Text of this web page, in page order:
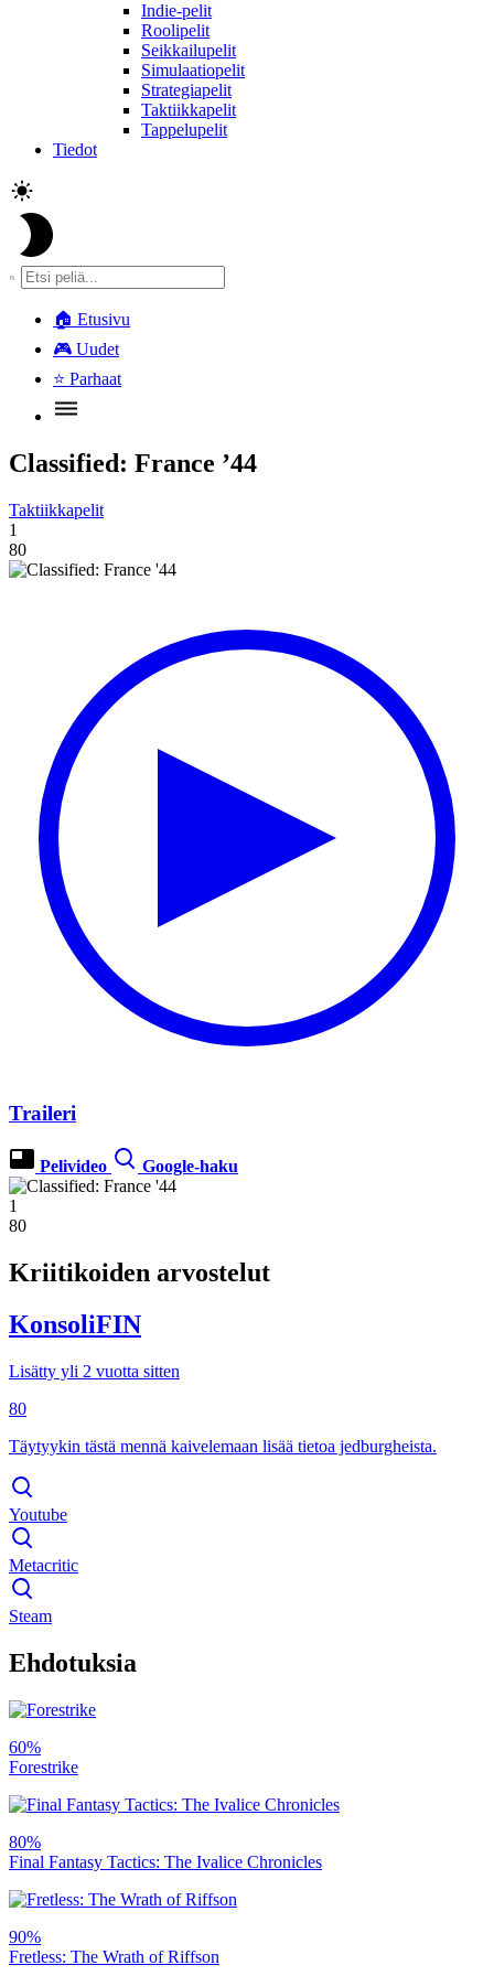
Indie-pelit
Roolipelit
Seikkailupelit
Simulaatiopelit
Strategiapelit
Taktiikkapelit
Tappelupelit
Tiedot
🏠 Etusivu
🎮 Uudet
⭐ Parhaat
Classified: France ’44
Taktiikkapelit
1
80
Traileri
Pelivideo Google-haku
1
80
Kriitikoiden arvostelut
KonsoliFIN
Lisätty yli 2 vuotta sitten
80
Täytyykin tästä mennä kaivelemaan lisää tietoa jedburgheista.
Youtube
Metacritic
Steam
Ehdotuksia
60%
Forestrike
80%
Final Fantasy Tactics: The Ivalice Chronicles
90%
Fretless: The Wrath of Riffson